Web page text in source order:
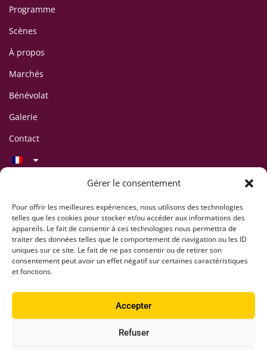
Gérer le consentement
Pour offrir les meilleures expériences, nous utilisons des technologies
telles que les cookies pour stocker et/ou accéder aux informations des
appareils. Le fait de consentir à ces technologies nous permettra de
traiter des données telles que le comportement de navigation ou les ID
uniques sur ce site. Le fait de ne pas consentir ou de retirer son
consentement peut avoir un effet négatif sur certaines caractéristiques
et fonctions.
Accepter
Refuser
Programme
Scènes
À propos
Marchés
Bénévolat
Galerie
Contact
C/O Association CIPINA
CP 395
1001 Lausanne
+41 78 824 54 94
contact@lausaff.org
laff_festival